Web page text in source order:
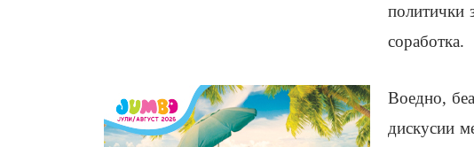
политички
соработка.
Воедно,
дискусии